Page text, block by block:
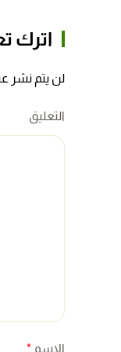
اترك
لن يتم نشر
التعليق
الاسم *